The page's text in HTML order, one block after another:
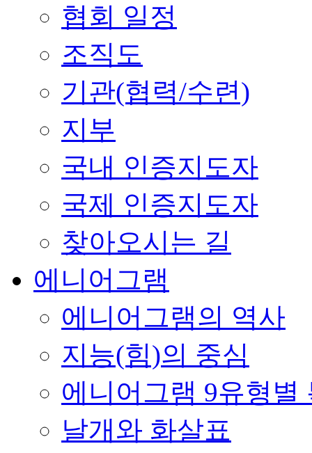
협회 일정
조직도
기관(협력/수련)
지부
국내 인증지도자
국제 인증지도자
찾아오시는 길
에니어그램
에니어그램의 역사
지능(힘)의 중심
에니어그램 9유형별
날개와 화살표